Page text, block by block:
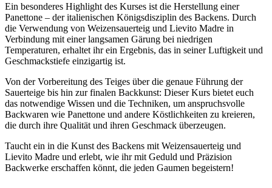
Ein besonderes Highlight des Kurses ist die Herstellung einer
Panettone – der italienischen Königsdisziplin des Backens. Durch
die Verwendung von Weizensauerteig und Lievito Madre in
Verbindung mit einer langsamen Gärung bei niedrigen
Temperaturen, erhaltet ihr ein Ergebnis, das in seiner Luftigkeit und
Geschmackstiefe einzigartig ist.
Von der Vorbereitung des Teiges über die genaue Führung der
Sauerteige bis hin zur finalen Backkunst: Dieser Kurs bietet euch
das notwendige Wissen und die Techniken, um anspruchsvolle
Backwaren wie Panettone und andere Köstlichkeiten zu kreieren,
die durch ihre Qualität und ihren Geschmack überzeugen.
Taucht ein in die Kunst des Backens mit Weizensauerteig und
Lievito Madre und erlebt, wie ihr mit Geduld und Präzision
Backwerke erschaffen könnt, die jeden Gaumen begeistern!